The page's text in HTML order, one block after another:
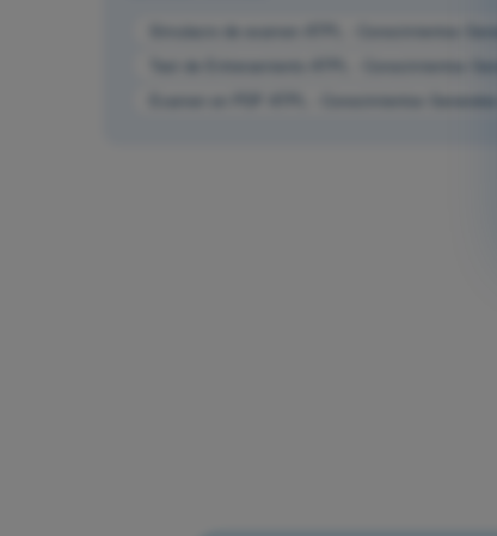
Test de Entrenamiento ATPL - Conocimientos
Examen en PDF ATPL - Conocimientos